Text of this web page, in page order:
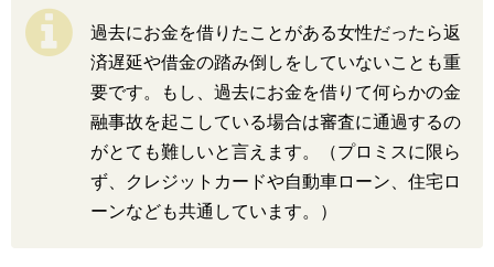
過去にお金を借りたことがある女性だったら返
済遅延や借金の踏み倒しをしていないことも重
要です。もし、過去にお金を借りて何らかの金
融事故を起こしている場合は審査に通過するの
がとても難しいと言えます。（プロミスに限ら
ず、クレジットカードや自動車ローン、住宅ロ
ーンなども共通しています。）